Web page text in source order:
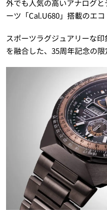
外でも人気の高いアナログ
ーツ「Cal.U680」搭載のエコ
スポーツラグジュアリーな
を融合した、35周年記念の限